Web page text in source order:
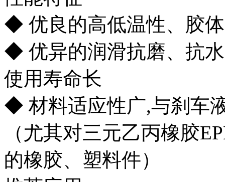
◆ 优良的高低温性、胶
◆ 优异的润滑抗磨、抗
使用寿命长
◆ 材料适应性广,与刹车
（尤其对三元乙丙橡胶
的橡胶、塑料件）